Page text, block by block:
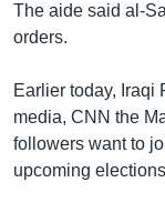
FOLLOW US
অন্য ভাষায় ওয়েব সাইট
The aide said al-
orders.
Earlier today, Iraqi
media, CNN the
followers want to
upcoming